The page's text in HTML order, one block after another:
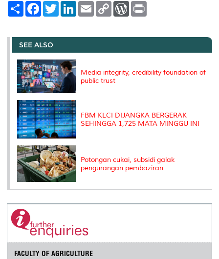
S
e
F
a
b
o
o
k
T
w
t
r
L
e
I
E
m
l
C
L
n
W
P
e
t
SEE ALSO
Media integrity, credibility foundation of
public trust
FBM KLCI DIJANGKA BERGERAK
SEHINGGA 1,725 MATA MINGGU INI
Potongan cukai, subsidi galak
pengurangan pembaziran
FACULTY OF AGRICULTURE